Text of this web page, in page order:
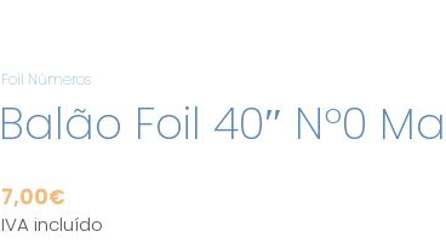
Foil Números
Balão Foil 40″ Nº0
7,00€
IVA incluído